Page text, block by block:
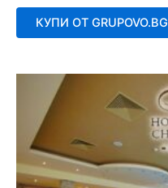
0
КУПИ ОТ GRUPOVO.BG